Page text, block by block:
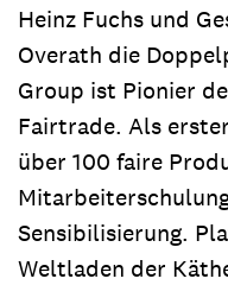
Heinz Fuchs und
Overath die
Group ist Pionier
Fairtrade. Als
über 100 faire
Sensibilisierung.
Weltladen der